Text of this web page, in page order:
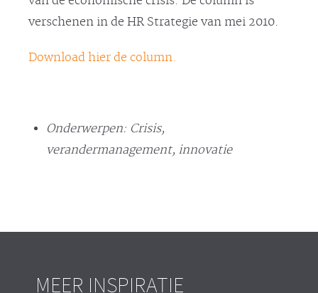
verschenen in de HR Strategie van mei 2010.
Download hier de column.
Onderwerpen: Crisis,
verandermanagement, innovatie
MEER INSPIRATIE